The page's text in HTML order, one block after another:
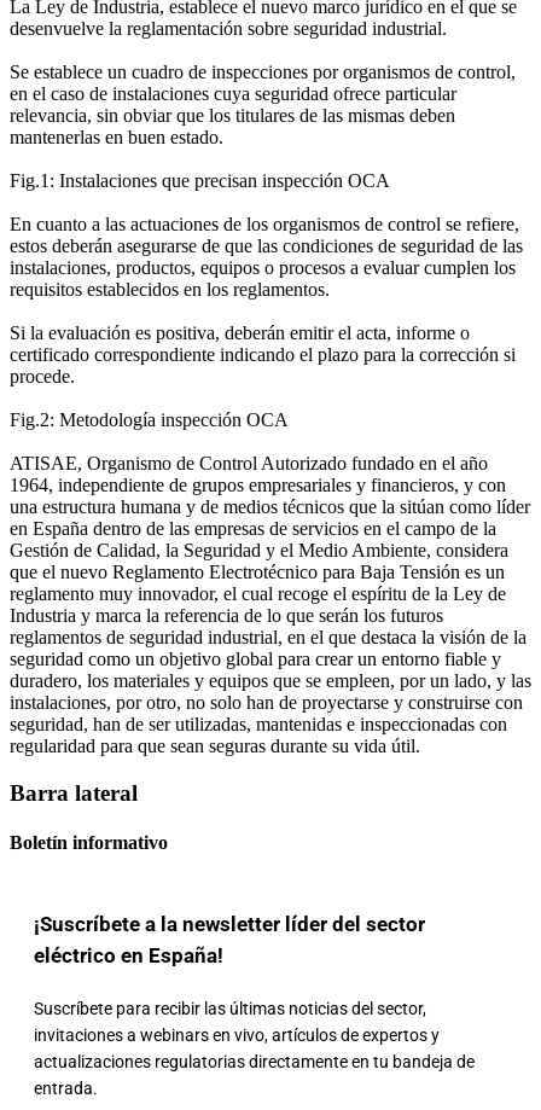
La Ley de Industria, establece el nuevo marco jurídico en el que se
desenvuelve la reglamentación sobre seguridad industrial.
Se establece un cuadro de inspecciones por organismos de control,
en el caso de instalaciones cuya seguridad ofrece particular
relevancia, sin obviar que los titulares de las mismas deben
mantenerlas en buen estado.
Fig.1: Instalaciones que precisan inspección OCA
En cuanto a las actuaciones de los organismos de control se refiere,
estos deberán asegurarse de que las condiciones de seguridad de las
instalaciones, productos, equipos o procesos a evaluar cumplen los
requisitos establecidos en los reglamentos.
Si la evaluación es positiva, deberán emitir el acta, informe o
certificado correspondiente indicando el plazo para la corrección si
procede.
Fig.2: Metodología inspección OCA
ATISAE, Organismo de Control Autorizado fundado en el año
1964, independiente de grupos empresariales y financieros, y con
una estructura humana y de medios técnicos que la sitúan como líder
en España dentro de las empresas de servicios en el campo de la
Gestión de Calidad, la Seguridad y el Medio Ambiente, considera
que el nuevo Reglamento Electrotécnico para Baja Tensión es un
reglamento muy innovador, el cual recoge el espíritu de la Ley de
Industria y marca la referencia de lo que serán los futuros
reglamentos de seguridad industrial, en el que destaca la visión de la
seguridad como un objetivo global para crear un entorno fiable y
duradero, los materiales y equipos que se empleen, por un lado, y las
instalaciones, por otro, no solo han de proyectarse y construirse con
seguridad, han de ser utilizadas, mantenidas e inspeccionadas con
regularidad para que sean seguras durante su vida útil.
Barra lateral
Boletín informativo
¡Suscríbete a la newsletter líder del sector
eléctrico en España!
Suscríbete para recibir las últimas noticias del sector,
invitaciones a webinars en vivo, artículos de expertos y
actualizaciones regulatorias directamente en tu bandeja de
entrada.